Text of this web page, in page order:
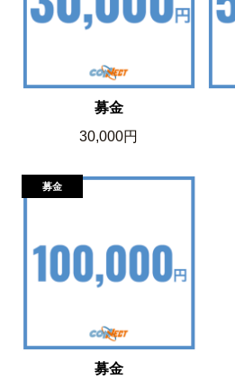
募金
30,000円
募金